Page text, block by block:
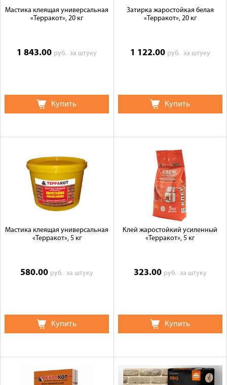
Мастика клеящая универсальная
«Терракот», 20 кг
1 843.00 руб.за штуку
Купить
Затирка жаростойкая белая
«Терракот», 20 кг
1 122.00 руб. за штуку
Купить
Мастика клеящая универсальная
«Терракот», 5 кг
580.00 руб.за штуку
Купить
Клей жаростойкий усиленный
«Терракот», 5 кг
323.00 руб. за штуку
Купить